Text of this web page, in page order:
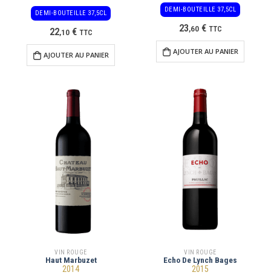
DEMI-BOUTEILLE 37,5CL
22,10 € TTC
AJOUTER AU PANIER
DEMI-BOUTEILLE 37,5CL
23,60 € TTC
AJOUTER AU PANIER
VIN ROUGE
Haut Marbuzet
2014
VIN ROUGE
Echo De Lynch Bages
2015